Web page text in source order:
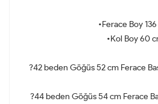
•Ferace Boy
•Kol Boy 60
?42 beden Göğüs 52 cm Ferace
?44 beden Göğüs 54 cm Ferace